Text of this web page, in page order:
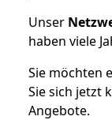
Unser
haben viele
Sie möchten
Sie sich jetzt
Angebote.